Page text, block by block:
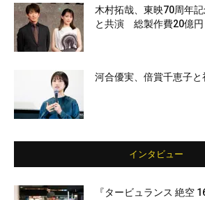
木村拓哉、東映70周年
と共演 総製作費20億円
河合優実、倍賞千恵子と
インタビュー
『タービュランス 絶空